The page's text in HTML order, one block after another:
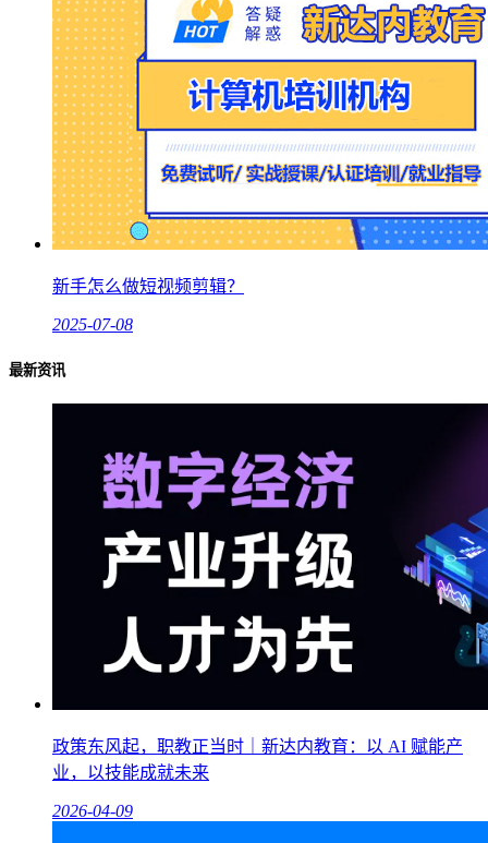
新手怎么做短视频剪辑？
2025-07-08
最新资讯
政策东风起，职教正当时｜新达内教育：以 AI 赋能产
业，以技能成就未来
2026-04-09